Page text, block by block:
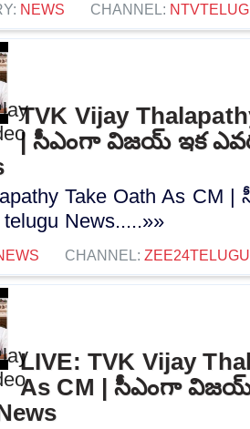
NEWS CHANNEL:
TVK Vijay
| సీఎంగా విజయ్ ఇక
Take Oath As
News.....»»
CHANNEL:
LIVE: TVK Vijay
As CM | సీఎంగా